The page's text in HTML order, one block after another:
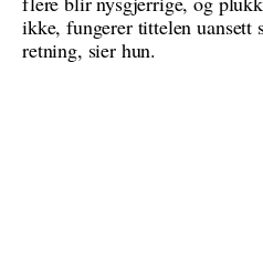
ikke, fungerer tittelen
retning, sier hun.